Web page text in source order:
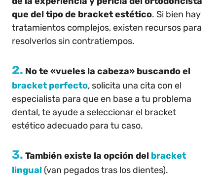
que del tipo de bracket estético. Si bien hay
tratamientos complejos, existen recursos para
resolverlos sin contratiempos.
2. No te «vueles la cabeza» buscando el
bracket perfecto, solicita una cita con el
especialista para que en base a tu problema
dental, te ayude a seleccionar el bracket
estético adecuado para tu caso.
3. También existe la opción del bracket
lingual (van pegados tras los dientes).